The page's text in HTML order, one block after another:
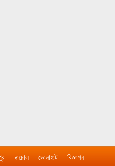
নাচোল ভোলাহাট বিজ্ঞাপন